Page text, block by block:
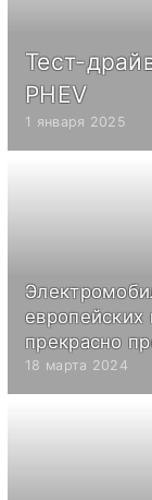
Тест-
PHEV
1 января 2025
европейских
прекрасно
18 марта 2024